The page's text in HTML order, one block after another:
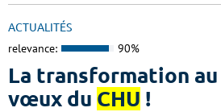
ACTUALITÉS
relevance: 90%
La transformation
vœux du CHU !